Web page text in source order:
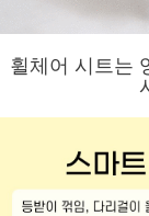
휠체어 시트는